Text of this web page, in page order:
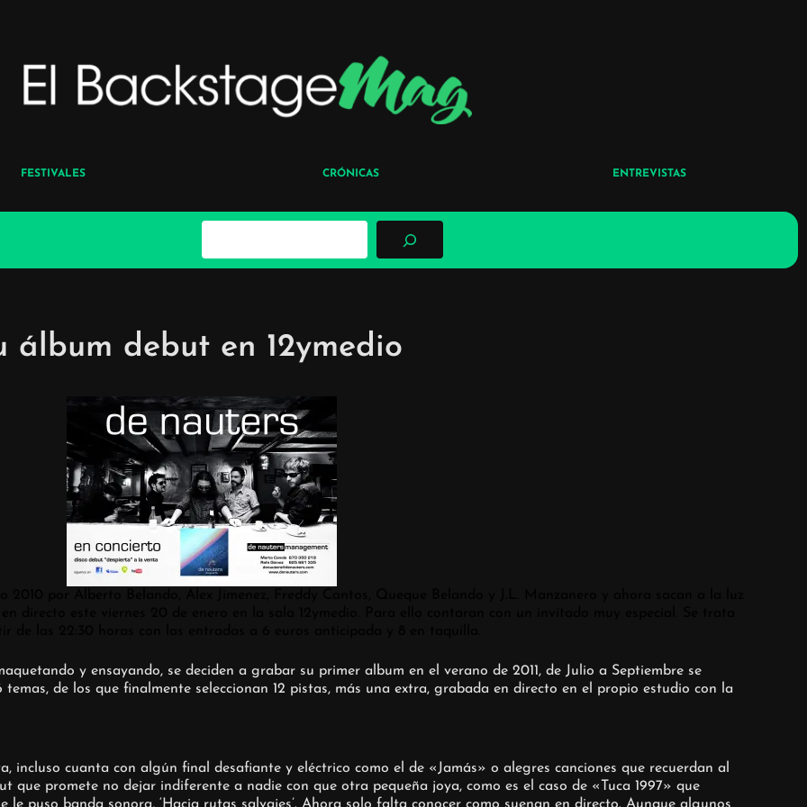
FESTIVALES CRÓNICAS ENTREVISTAS
B
c
álbum debut en 12ymedio
de las 22:30 horas con las entradas a 6 euros anticipada y 8 en taquilla.
y ensayando, se deciden a grabar su primer album en el verano de 2011, de Julio a Septiembre se
de los que finalmente seleccionan 12 pistas, más una extra, grabada en directo en el propio estudio con la
incluso cuanta con algún final desafiante y eléctrico como el de «Jamás» o alegres canciones que recuerdan al
promete no dejar indiferente a nadie con que otra pequeña joya, como es el caso de «Tuca 1997» que